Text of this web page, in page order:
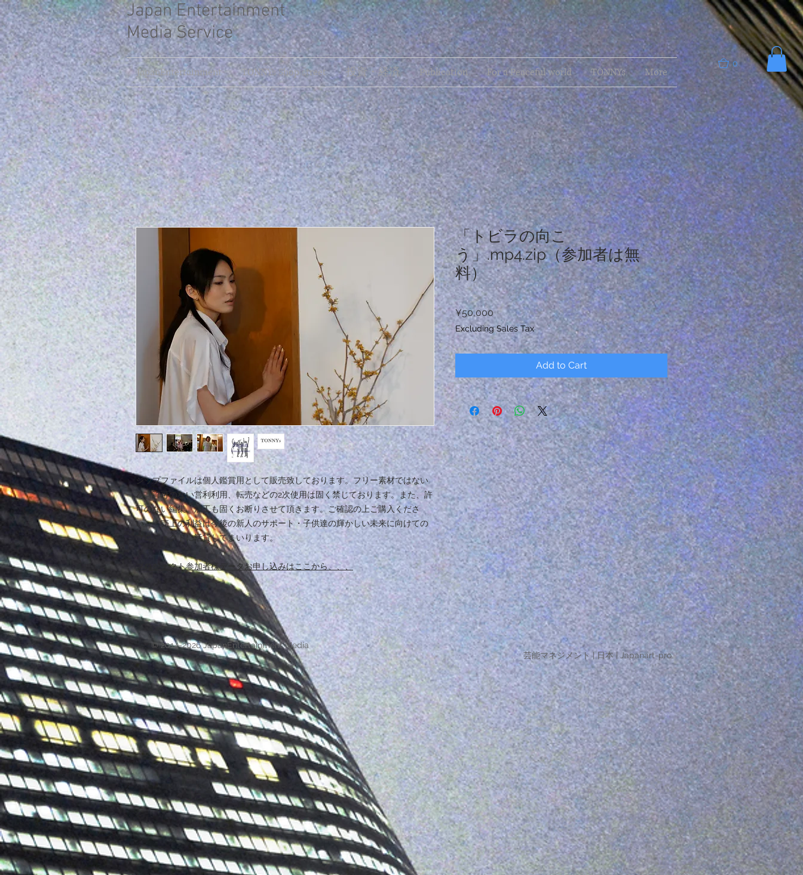
Japan Entertainment
Media Service
JapanEntertainment TONNYs Shop street 投資・経済 Publication For a Peaceful world TONNYs More
0
ジップファイルは個人鑑賞用として販売致しております。フリー素材ではない
為、許可のない営利利用、転売などの2次使用は固く禁じております。また、許
可のない編集、加工も固くお断りさせて頂きます。ご確認の上ご購入くださ
い。＊売上の利益は今後の新人のサポート・子供達の輝かしい未来に向けての
プロジェクトに活貸してまいります。
プロジェクト参加者様データお申し込みはここから、、、
「トビラの向こ
う」.mp4.zip（参加者は無
料）
¥50,000Price
Excluding Sales Tax
Add to Cart
© 2014-2026 JapanEntertainment Media
芸能マネジメント | 日本 | Japanart-pro